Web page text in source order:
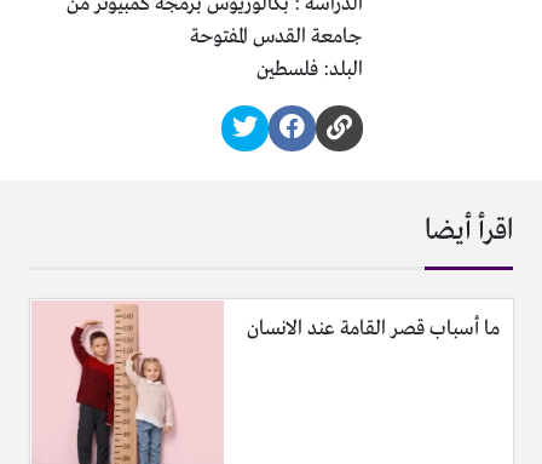
جامعة القدس المفتوحة
البلد: فلسطين
اقرأ أيضا
ما أسباب قصر القامة عند الانسان